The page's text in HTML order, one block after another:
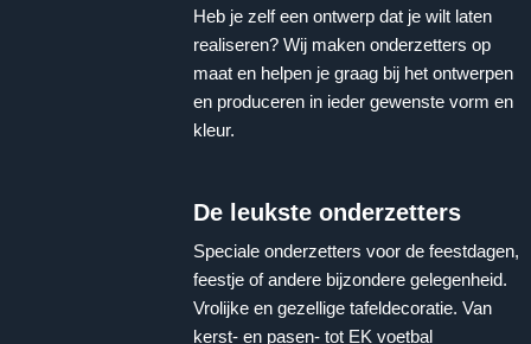
Heb je zelf een ontwerp dat je wilt laten
realiseren? Wij maken onderzetters op
maat en helpen je graag bij het ontwerpen
en produceren in ieder gewenste vorm en
kleur.
De leukste onderzetters
Speciale onderzetters voor de feestdagen,
feestje of andere bijzondere gelegenheid.
Vrolijke en gezellige tafeldecoratie. Van
kerst- en pasen- tot EK voetbal